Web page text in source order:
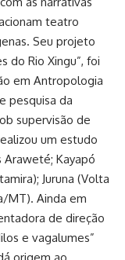
teatro
Seu projeto
do Rio Xingu”, foi
em Antropologia
pesquisa da
supervisão de
um estudo
Araweté; Kayapó
Juruna (Volta
MT). Ainda em
de direção
e vagalumes”